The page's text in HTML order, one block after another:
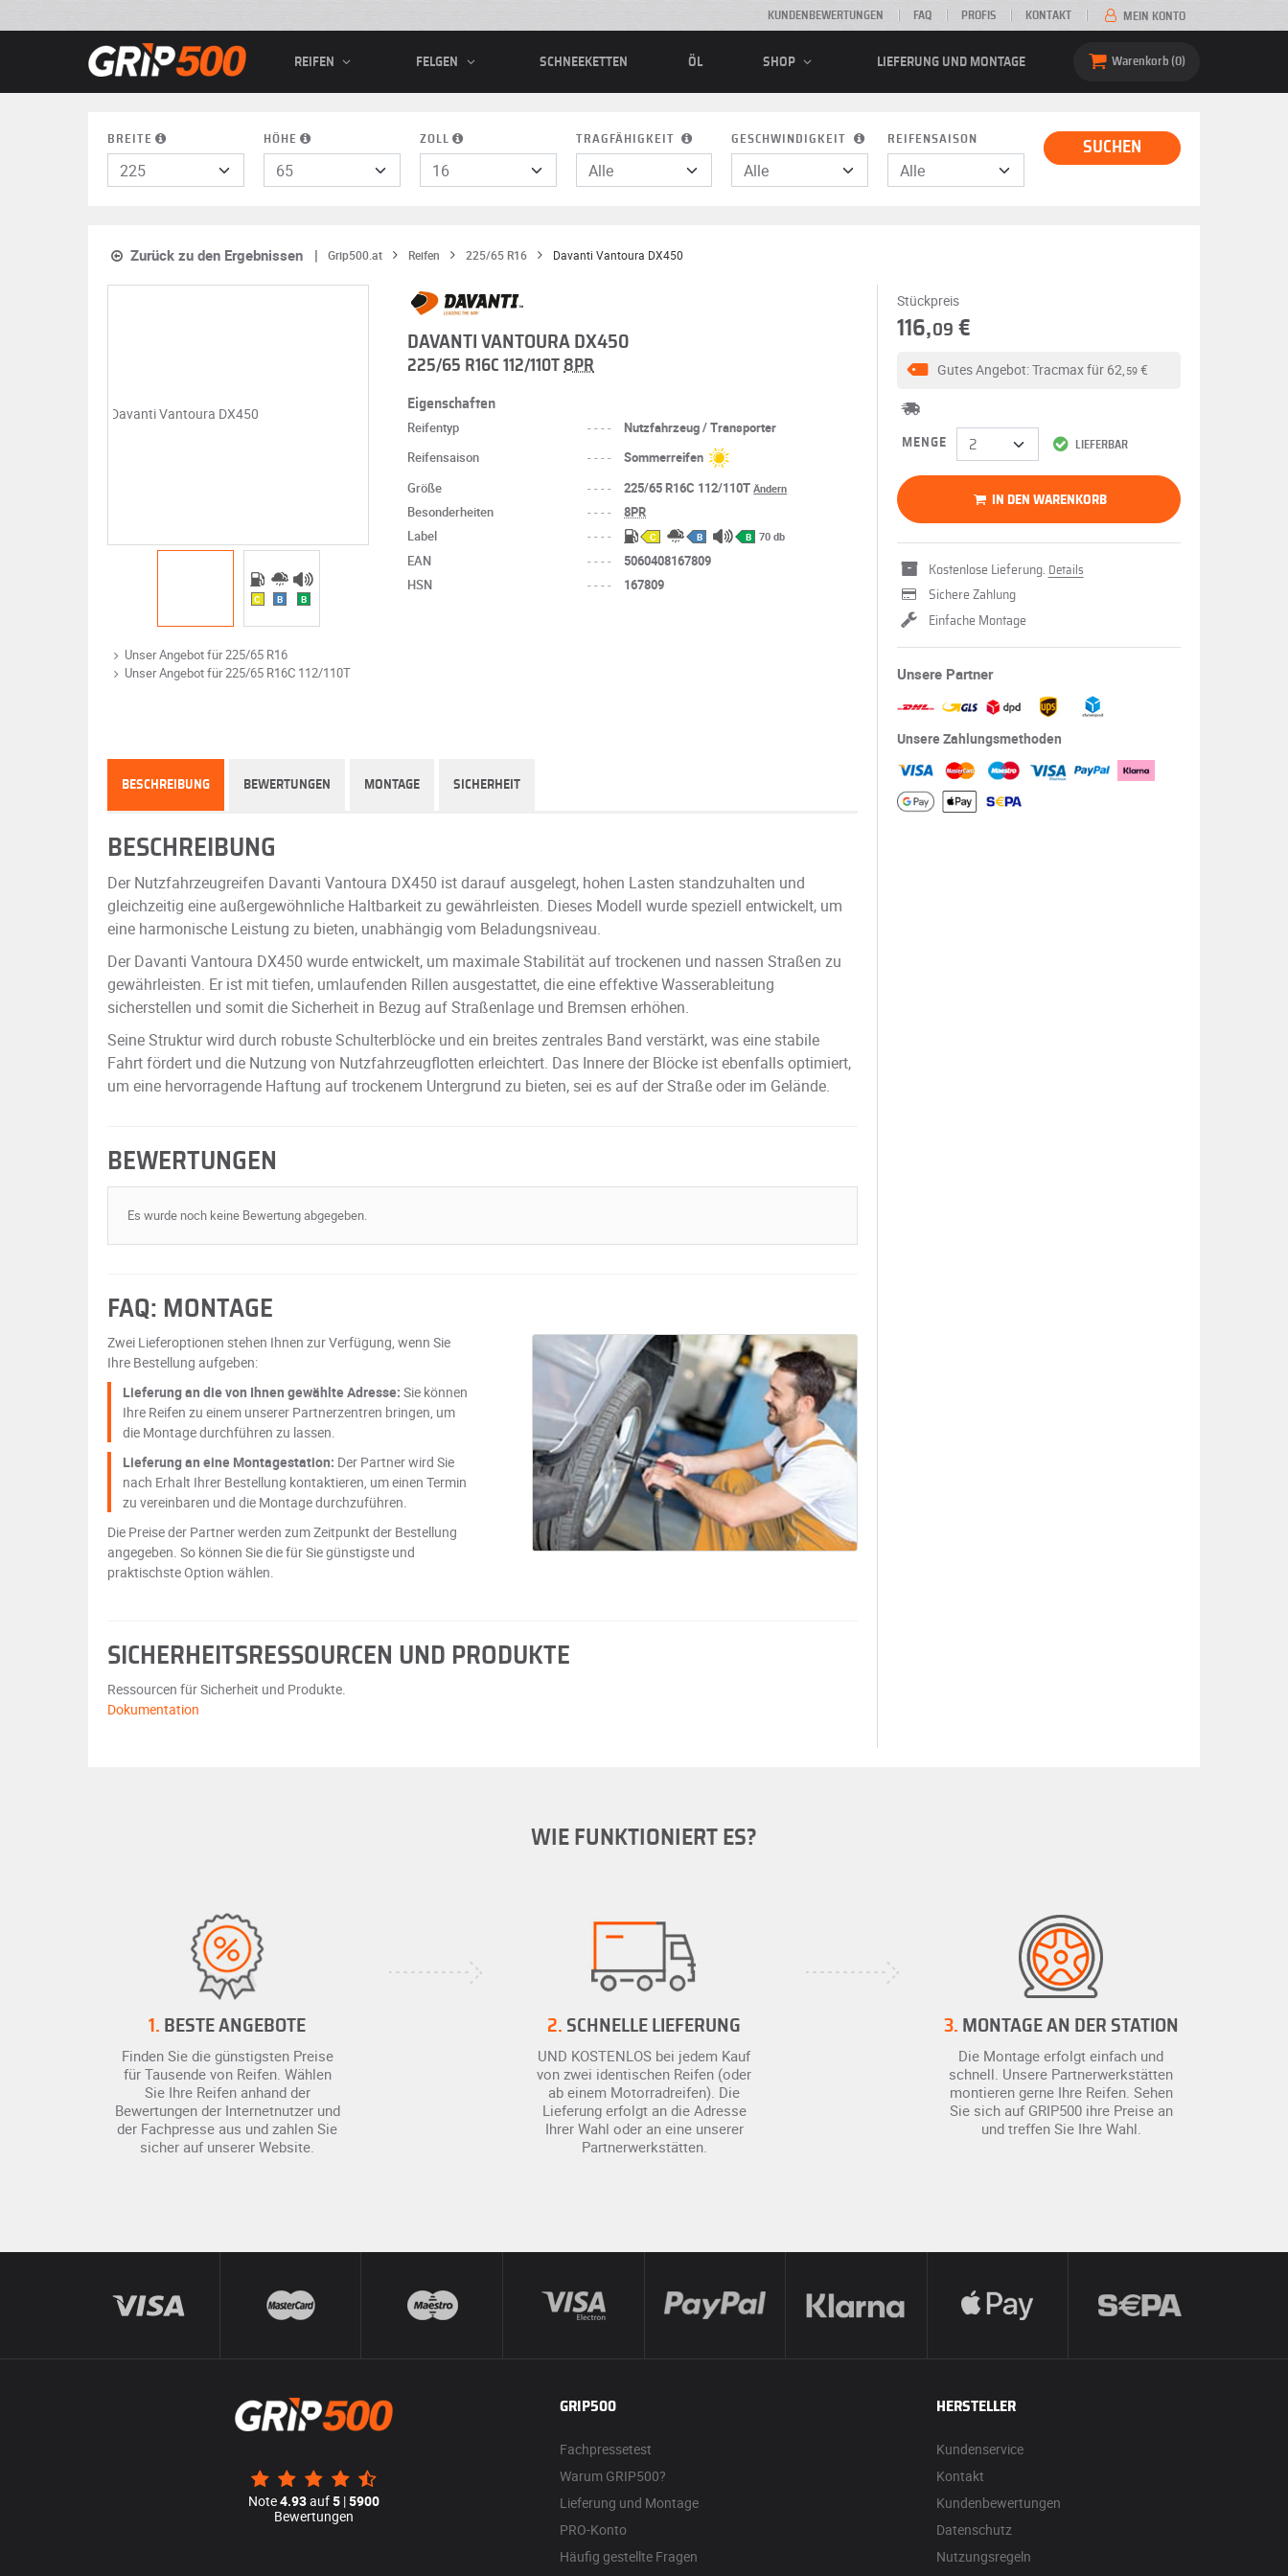
KUNDENBEWERTUNGEN FAQ PROFIS KONTAKT MEIN KONTO
REIFEN FELGEN SCHNEEKETTEN ÖL SHOP LIEFERUNG UND MONTAGE Warenkorb 0
BREITE HÖHE ZOLL TRAGFÄHIGKEIT GESCHWINDIGKEIT REIFENSAISON SUCHEN
Zurück zu den Ergebnissen Grip500.at Reifen 225/65 R16 Davanti Vantoura DX450
C B B
Unser Angebot für 225/65 R16
Unser Angebot für 225/65 R16C 112/110T
DAVANTI VANTOURA DX450
225/65 R16C 112/110T 8PR
Eigenschaften
Reifentyp ----
Nutzfahrzeug / Transporter
Reifensaison
----
Sommerreifen
Größe
---- 225/65 R16C 112/110TÄndern
Besonderheiten ----
8PR
Label
---- C B B 70 db
EAN ----
5060408167809
HSN
---- 167809
Stückpreis
116,09 €
LIEFERBAR
Gutes Angebot: Tracmax für 62, 59 €
MENGE
IN DEN WARENKORB
Kostenlose Lieferung. Details
Sichere Zahlung
Einfache Montage
Unsere Partner
Unsere Zahlungsmethoden
BESCHREIBUNG BEWERTUNGEN MONTAGE SICHERHEIT
BESCHREIBUNG
Der Nutzfahrzeugreifen Davanti Vantoura DX450 ist darauf ausgelegt, hohen Lasten standzuhalten und
gleichzeitig eine außergewöhnliche Haltbarkeit zu gewährleisten. Dieses Modell wurde speziell entwickelt, um
eine harmonische Leistung zu bieten, unabhängig vom Beladungsniveau.
Der Davanti Vantoura DX450 wurde entwickelt, um maximale Stabilität auf trockenen und nassen Straßen zu
gewährleisten. Er ist mit tiefen, umlaufenden Rillen ausgestattet, die eine effektive Wasserableitung
sicherstellen und somit die Sicherheit in Bezug auf Straßenlage und Bremsen erhöhen.
Seine Struktur wird durch robuste Schulterblöcke und ein breites zentrales Band verstärkt, was eine stabile
Fahrt fördert und die Nutzung von Nutzfahrzeugflotten erleichtert. Das Innere der Blöcke ist ebenfalls optimiert,
um eine hervorragende Haftung auf trockenem Untergrund zu bieten, sei es auf der Straße oder im Gelände.
BEWERTUNGEN
Es wurde noch keine Bewertung abgegeben.
FAQ: MONTAGE
Zwei Lieferoptionen stehen Ihnen zur Verfügung, wenn Sie
Ihre Bestellung aufgeben:
Lieferung an die von Ihnen gewählte Adresse: Sie können
Ihre Reifen zu einem unserer Partnerzentren bringen, um
die Montage durchführen zu lassen.
Lieferung an eine Montagestation: Der Partner wird Sie
nach Erhalt Ihrer Bestellung kontaktieren, um einen Termin
zu vereinbaren und die Montage durchzuführen.
Die Preise der Partner werden zum Zeitpunkt der Bestellung
angegeben. So können Sie die für Sie günstigste und
praktischste Option wählen.
SICHERHEITSRESSOURCEN UND PRODUKTE
Ressourcen für Sicherheit und Produkte.
Dokumentation
WIE FUNKTIONIERT ES?
1. BESTE ANGEBOTE
Finden Sie die günstigsten Preise
für Tausende von Reifen. Wählen
Sie Ihre Reifen anhand der
Bewertungen der Internetnutzer und
der Fachpresse aus und zahlen Sie
sicher auf unserer Website.
2. SCHNELLE LIEFERUNG
UND KOSTENLOS bei jedem Kauf
von zwei identischen Reifen (oder
ab einem Motorradreifen). Die
Lieferung erfolgt an die Adresse
Ihrer Wahl oder an eine unserer
Partnerwerkstätten.
3. MONTAGE AN DER STATION
Die Montage erfolgt einfach und
schnell. Unsere Partnerwerkstätten
montieren gerne Ihre Reifen. Sehen
Sie sich auf GRIP500 ihre Preise an
und treffen Sie Ihre Wahl.
Note4.93auf5 |5900
Bewertungen
GRIP500
Fachpressetest
Warum GRIP500?
Lieferung und Montage
PRO-Konto
Häufig gestellte Fragen
HERSTELLER
Kundenservice
Kontakt
Kundenbewertungen
Datenschutz
Nutzungsregeln